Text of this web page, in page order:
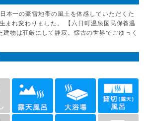
本一の豪雪地帯の風土を体感していただくた
まれ変わりました。 【六日町温泉国民保養温
建物は荘厳にして静寂。懐古の世界でごゆっく